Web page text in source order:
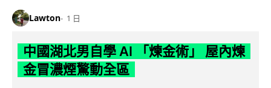
Lawton 1 日
中國湖北男自學 AI 「煉金術」 屋內煉
金冒濃煙驚動全區